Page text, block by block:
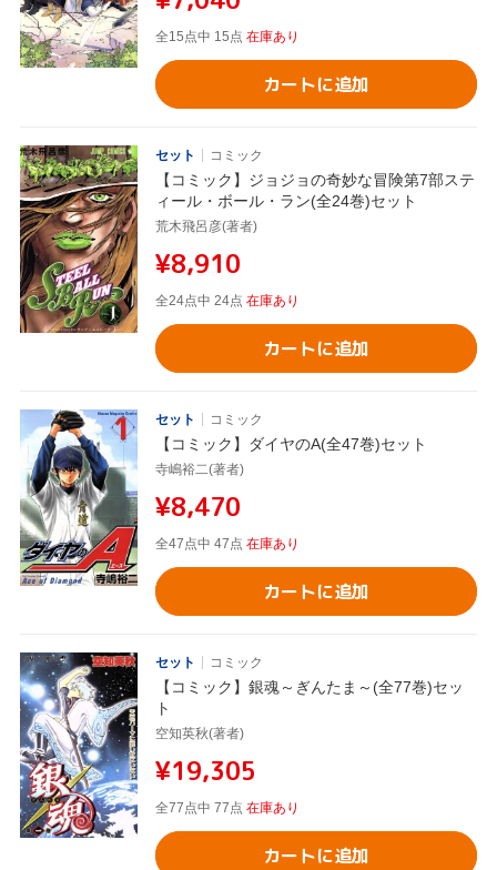
全15点中 15点 在庫あり
カートに追加
セット コミック
【コミック】ジョジョの奇妙な冒険第7部ステ
ィール・ボール・ラン(全24巻)セット
荒木飛呂彦(著者)
¥8,910
全24点中 24点 在庫あり
カートに追加
セット コミック
【コミック】ダイヤのA(全47巻)セット
寺嶋裕二(著者)
¥8,470
全47点中 47点 在庫あり
カートに追加
セット コミック
【コミック】銀魂～ぎんたま～(全77巻)セッ
ト
空知英秋(著者)
¥19,305
全77点中 77点 在庫あり
カートに追加